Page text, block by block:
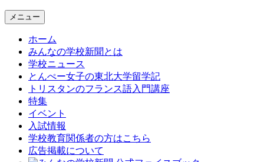
メニュー
ホーム
みんなの学校新聞とは
学校ニュース
とんぺー女子の東北大学留学記
トリスタンのフランス語入門講座
特集
イベント
入試情報
学校教育関係者の方はこちら
広告掲載について